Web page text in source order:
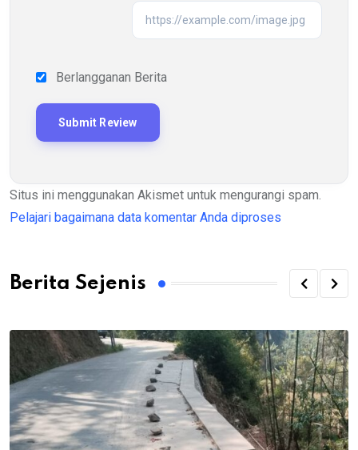
Berlangganan Berita
Situs ini menggunakan Akismet untuk mengurangi spam.
Pelajari bagaimana data komentar Anda diproses
Berita Sejenis